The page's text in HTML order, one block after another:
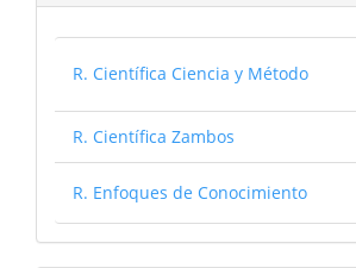
R. Científica Ciencia y Método
R. Científica Zambos
R. Enfoques de Conocimiento